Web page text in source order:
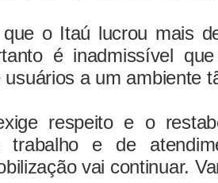
o Itaú lucrou mais
é inadmissível
a um ambiente
respeito e o
trabalho e de
vai continuar.